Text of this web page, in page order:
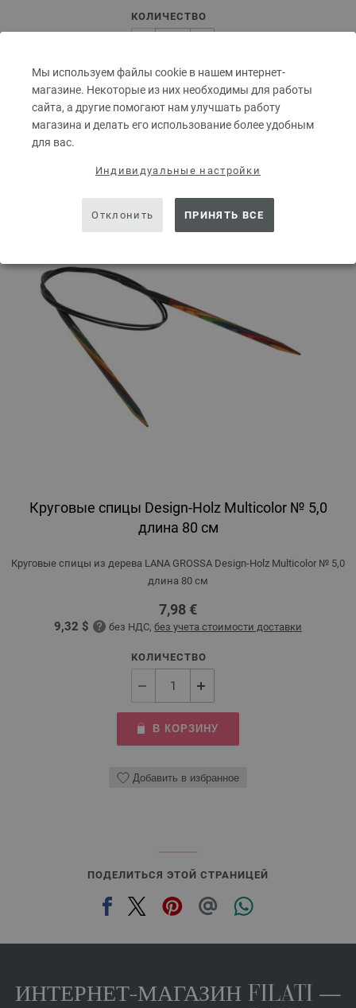
Мы используем файлы cookie в нашем интернет-
магазине. Некоторые из них необходимы для работы
сайта, а другие помогают нам улучшать работу
магазина и делать его использование более удобным
для вас.
Индивидуальные настройки
Отклонить ПРИНЯТЬ ВСЕ
КОЛИЧЕСТВО
В КОРЗИНУ
Круговые спицы Design-Holz Multicolor № 5,0
длина 80 см
Круговые спицы из дерева LANA GROSSA Design-Holz Multicolor № 5,0
длина 80 см
7,98 €
9,32 $ без НДС, без учета стоимости доставки
КОЛИЧЕСТВО
В КОРЗИНУ
Добавить в избранное
ПОДЕЛИТЬСЯ ЭТОЙ СТРАНИЦЕЙ
ИНТЕРНЕТ-МАГАЗИН FILATI —